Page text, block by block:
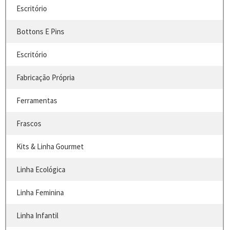
Escritório
Bottons E Pins
Escritório
Fabricação Própria
Ferramentas
Frascos
Kits & Linha Gourmet
Linha Ecológica
Linha Feminina
Linha Infantil